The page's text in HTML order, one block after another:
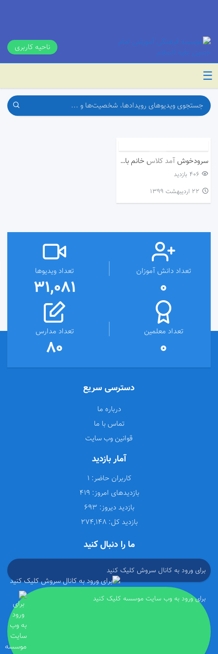
ناحیه کاربری
☰
سرودخوش آمد کلاس خانم باغبان
406 بازدید
۲۲ اردیبهشت ۱۳۹۹
تعداد دانش آموزان
0
تعداد ویدیوها
31,081
تعداد معلمین
0
تعداد مدارس
80
دسترسی سریع
درباره ما
تماس با ما
قوانین وب سایت
آمار بازدید
کاربران حاضر:
بازدیدهای امروز:
بازدید دیروز:
بازدید کل: 274,148
ما را دنبال کنید
برای ورود به کانال سروش کلیک کنید
برای ورود به وب سایت موسسه کلیک کنید